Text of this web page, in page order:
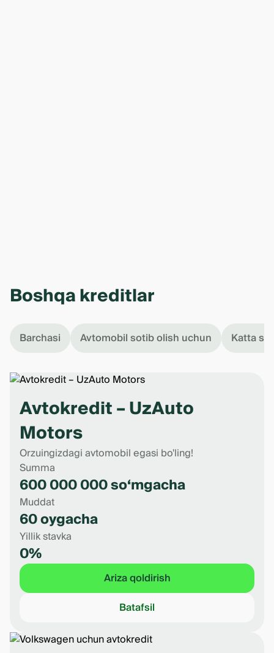
Boshqa kreditlar
Barchasi Avtomobil sotib olish uchun Katta
Avtokredit – UzAuto
Motors
Orzuingizdagi avtomobil egasi bo'ling!
Summa
600 000 000 so‘mgacha
Muddat
60 oygacha
Yillik stavka
0%
Ariza qoldirish
Batafsil